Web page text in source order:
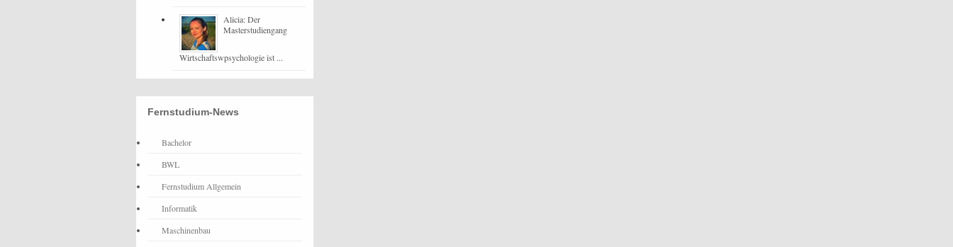
Alicia: Der
Masterstudiengang
Wirtschaftswpsychologie ist ...
Fernstudium-News
Bachelor
BWL
Fernstudium Allgemein
Informatik
Maschinenbau